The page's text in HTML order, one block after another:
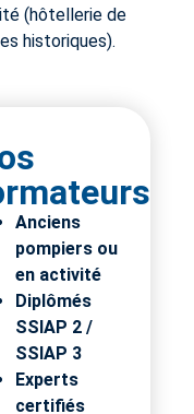
(hôtellerie de
historiques).
Anciens
pompiers ou
en activité
Diplômés
SSIAP 2 /
SSIAP 3
Experts
certifiés